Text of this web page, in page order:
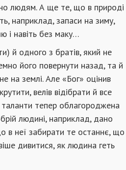
людям. А ще те, що в природі
наприклад, запаси на зиму,
і навіть без маку…
й одного з братів, який не
його повернути назад, та й
на землі. Але «Бог» оцінив
велів відібрати й все
тепер облагороджена
людині, наприклад, дано
в неї забирати те останнє, що
дивитися, як людина геть